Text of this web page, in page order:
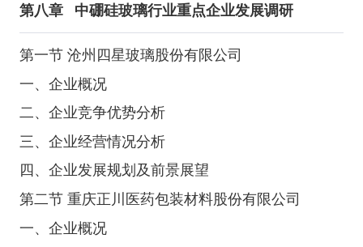
第八章 中硼硅玻璃行业重点企业发展调研
第一节 沧州四星玻璃股份有限公司
一、企业概况
二、企业竞争优势分析
三、企业经营情况分析
四、企业发展规划及前景展望
第二节 重庆正川医药包装材料股份有限公司
一、企业概况